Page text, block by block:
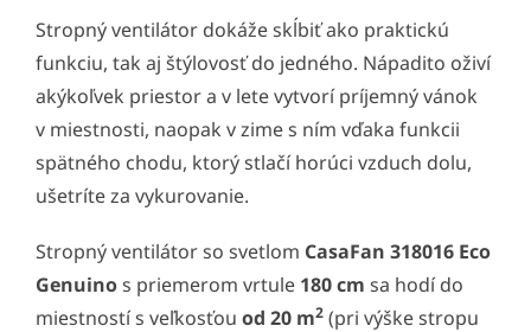
Stropný ventilátor dokáže skĺbiť ako praktickú
funkciu, tak aj štýlovosť do jedného. Nápadito oživí
akýkoľvek priestor a v lete vytvorí príjemný vánok
v miestnosti, naopak v zime s ním vďaka funkcii
spätného chodu, ktorý stlačí horúci vzduch dolu,
ušetríte za vykurovanie.
Stropný ventilátor so svetlom CasaFan 318016 Eco
Genuinos priemerom vrtule 180 cm sa hodí do
miestností s veľkosťou od 20 m2 (pri výške stropu